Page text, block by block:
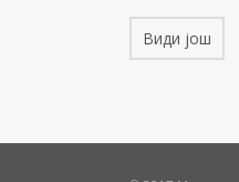
Види још